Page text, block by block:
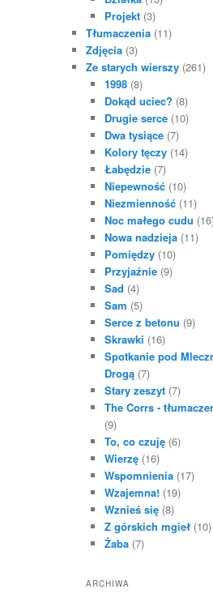
Projekt(3)
Tłumaczenia (11)
Zdjęcia (3)
Ze starych wierszy (261)
1998(8)
Dokąd uciec? (8)
Drugie serce(10)
Dwa tysiące(7)
Kolory tęczy(14)
Łabędzie(7)
Niepewność(10)
Niezmienność(11)
Noc małego cudu
Nowa nadzieja(11)
Pomiędzy(10)
Przyjaźnie(9)
Sad (4)
Sam (5)
Serce z betonu (9)
Skrawki (16)
Spotkanie pod
Drogą(7)
Stary zeszyt(7)
The Corrs -
(9)
To, co czuję(6)
Wierzę(16)
Wspomnienia(17)
Wzajemna!(19)
Wznieś się(8)
Z górskich mgieł(10)
Żaba(7)
ARCHIWA